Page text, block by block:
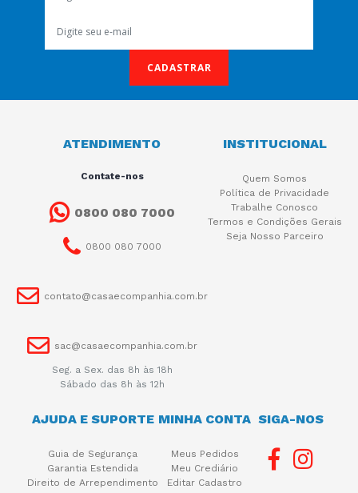
CADASTRAR
ATENDIMENTO
Contate-nos
0800 080 7000
0800 080 7000
contato@casaecompanhia.com.br
sac@casaecompanhia.com.br
Seg. a Sex. das 8h às 18h
Sábado das 8h às 12h
INSTITUCIONAL
Quem Somos
Política de Privacidade
Trabalhe Conosco
Termos e Condições Gerais
Seja Nosso Parceiro
AJUDA E SUPORTE
Guia de Segurança
Garantia Estendida
Direito de Arrependimento
MINHA CONTA
Meus Pedidos
Meu Crediário
Editar Cadastro
SIGA-NOS